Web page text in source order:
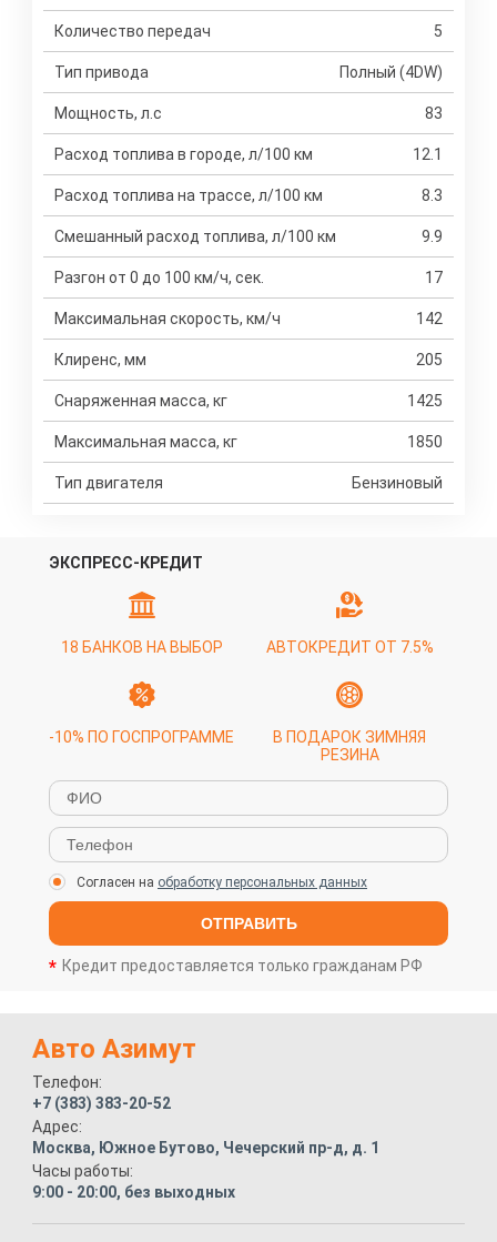
Количество передач 5
Тип привода Полный (4DW)
Мощность, л.с 83
Расход топлива в городе, л/100 км 12.1
Расход топлива на трассе, л/100 км 8.3
Смешанный расход топлива, л/100 км 9.9
Разгон от 0 до 100 км/ч, сек. 17
Максимальная скорость, км/ч 142
Клиренс, мм 205
Снаряженная масса, кг 1425
Максимальная масса, кг 1850
Тип двигателя Бензиновый
ЭКСПРЕСС-КРЕДИТ
18 БАНКОВ НА ВЫБОР АВТОКРЕДИТ ОТ 7.5%
-10% ПО ГОСПРОГРАММЕ
В ПОДАРОК ЗИМНЯЯ
РЕЗИНА
Согласен на обработку персональных данных
ОТПРАВИТЬ
Кредит предоставляется только гражданам РФ
Авто Азимут
Телефон:
+7 (383) 383-20-52
Адрес:
Москва, Южное Бутово, Чечерский пр-д, д. 1
Часы работы:
9:00 - 20:00, без выходных